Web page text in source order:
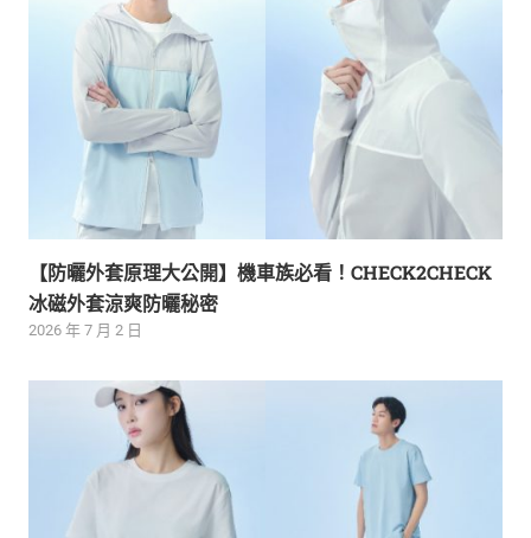
【防曬外套原理大公開】機車族必看！CHECK2CHECK
冰磁外套涼爽防曬秘密
2026 年 7 月 2 日